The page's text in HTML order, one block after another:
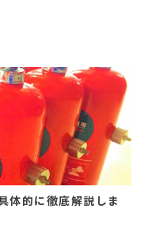
体的に徹底解説しま